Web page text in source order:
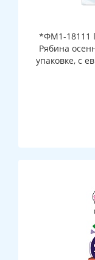
*ФМ1-18111
Рябина
упаковке, с